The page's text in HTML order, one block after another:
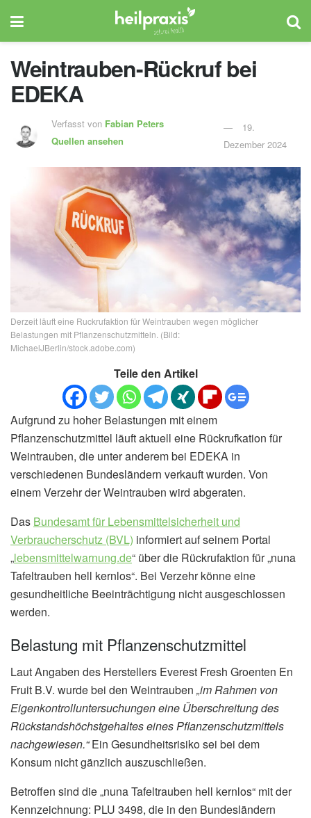
Weintrauben-Rückruf bei
EDEKA
Verfasst von Fabian Peters
Quellen ansehen
19.
Dezember 2024
Derzeit läuft eine Ruckrufaktion für Weintrauben wegen möglicher
Belastungen mit Pflanzenschutzmitteln. (Bild:
MichaelJBerlin/stock.adobe.com)
Teile den Artikel
Aufgrund zu hoher Belastungen mit einem
Pflanzenschutzmittel läuft aktuell eine Rückrufkation für
Weintrauben, die unter anderem bei EDEKA in
verschiedenen Bundesländern verkauft wurden. Von
einem Verzehr der Weintrauben wird abgeraten.
Das Bundesamt für Lebensmittelsicherheit und
Verbraucherschutz (BVL) informiert auf seinem Portal
„lebensmittelwarnung.de“ über die Rückrufaktion für „nuna
Tafeltrauben hell kernlos“. Bei Verzehr könne eine
gesundheitliche Beeinträchtigung nicht ausgeschlossen
werden.
Belastung mit Pflanzenschutzmittel
Laut Angaben des Herstellers Everest Fresh Groenten En
Fruit B.V. wurde bei den Weintrauben „im Rahmen von
Eigenkontrolluntersuchungen eine Überschreitung des
Rückstandshöchstgehaltes eines Pflanzenschutzmittels
nachgewiesen.“Ein Gesundheitsrisiko sei bei dem
Konsum nicht gänzlich auszuschließen.
Betroffen sind die „nuna Tafeltrauben hell kernlos“ mit der
Kennzeichnung: PLU 3498, die in den Bundesländern